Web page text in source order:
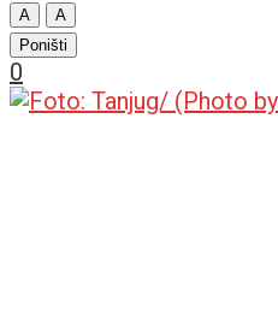
A
A
Poništi
0